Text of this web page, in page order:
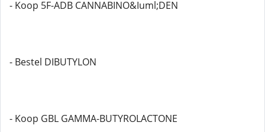
- Koop 5F-ADB CANNABINO&Iuml;DEN
- Bestel DIBUTYLON
- Koop GBL GAMMA-BUTYROLACTONE